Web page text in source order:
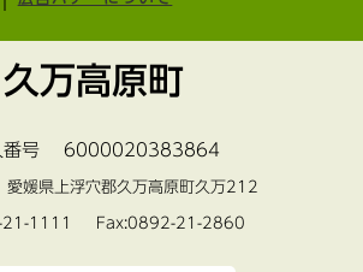
久万高原町
番号 6000020383864
媛県上浮穴郡久万高原町久万212
21-1111 Fax:0892-21-2860